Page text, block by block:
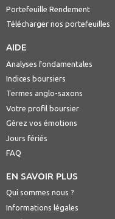
Portefeuille Rendement
Télécharger nos portefeuilles
AIDE
Analyses fondamentales
Indices boursiers
Termes anglo-saxons
Votre profil boursier
Gérez vos émotions
Jours fériés
FAQ
EN SAVOIR PLUS
Qui sommes nous ?
Informations légales